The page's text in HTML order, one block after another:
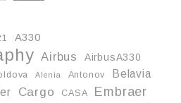
A330
Airbus
AirbusA330
Alenia Antonov Belavia
Cargo CASA Embraer